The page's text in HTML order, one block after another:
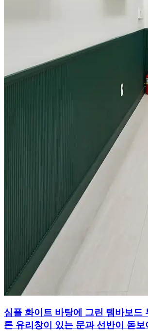
심플 화이트 바탕에 그린 템바보드
톤 유리창이 있는 문과 선반이 돋